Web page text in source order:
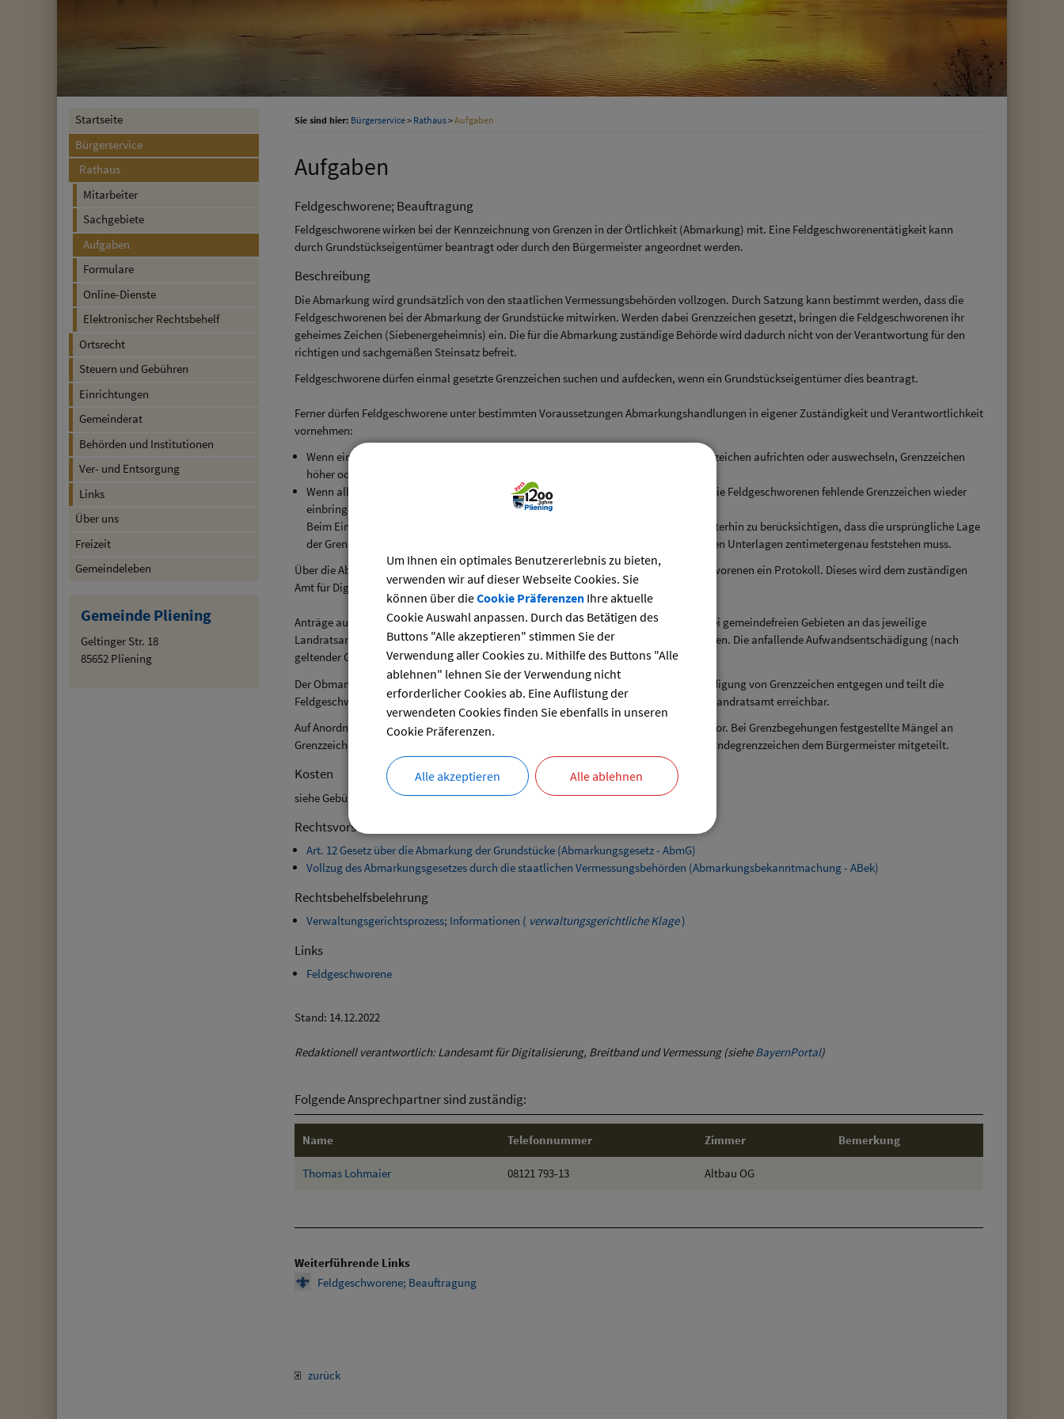
Startseite
Bürgerservice
Rathaus
Mitarbeiter
Sachgebiete
Aufgaben
Formulare
Online-Dienste
Elektronischer Rechtsbehelf
Ortsrecht
Steuern und Gebühren
Einrichtungen
Gemeinderat
Behörden und Institutionen
Ver- und Entsorgung
Links
Über uns
Freizeit
Gemeindeleben
Gemeinde Pliening
Geltinger Str. 18
85652 Pliening
Sie sind hier: Bürgerservice> Rathaus>Aufgaben
Aufgaben
Feldgeschworene; Beauftragung
Feldgeschworene wirken bei der Kennzeichnung von Grenzen in der Örtlichkeit (Abmarkung) mit. Eine Feldgeschworenentätigkeit kann
durch Grundstückseigentümer beantragt oder durch den Bürgermeister angeordnet werden.
Beschreibung
Die Abmarkung wird grundsätzlich von den staatlichen Vermessungsbehörden vollzogen. Durch Satzung kann bestimmt werden, dass die
Feldgeschworenen bei der Abmarkung der Grundstücke mitwirken. Werden dabei Grenzzeichen gesetzt, bringen die Feldgeschworenen ihr
geheimes Zeichen (Siebenergeheimnis) ein. Die für die Abmarkung zuständige Behörde wird dadurch nicht von der Verantwortung für den
richtigen und sachgemäßen Steinsatz befreit.
Feldgeschworene dürfen einmal gesetzte Grenzzeichen suchen und aufdecken, wenn ein Grundstückseigentümer dies beantragt.
Ferner dürfen Feldgeschworene unter bestimmten Voraussetzungen Abmarkungshandlungen in eigener Zuständigkeit und Verantwortlichkeit
vornehmen:
Wenn ein Grundstückseigentümer es beantragt, dürfen die Feldgeschworenen Grenzzeichen aufrichten oder auswechseln, Grenzzeichen
höher oder tiefer setzen sowie gefährdete Grenzzeichen sichern.
Wenn alle betroffenen Grundstückseigentümer es übereinstimmend wollen, dürfen die Feldgeschworenen fehlende Grenzzeichen wieder
einbringen.
Beim Einbringen und Aufrichten von Grenzzeichen haben die Feldgeschworenen weiterhin zu berücksichtigen, dass die ursprüngliche Lage
der Grenzpunkte auf Grund der geheimen Zeichen (Siebenergeheimnis) oder sonstigen Unterlagen zentimetergenau feststehen muss.
Über die Abmarkung, die selbst einen Verwaltungsakt darstellt, fertigen die Feldgeschworenen ein Protokoll. Dieses wird dem zuständigen
Amt für Digitalisierung, Breitband und Vermessung zur Aufbewahrung zugesandt.
Anträge auf Abmarkung durch Feldgeschworene können an die jeweilige Gemeinde (bei gemeindefreien Gebieten an das jeweilige
Landratsamt) oder an den zuständigen Obmann der Feldgeschworenen gerichtet werden. Die anfallende Aufwandsentschädigung (nach
geltender Gebührenordnung) wird in Rechnung gestellt.
Der Obmann der Feldgeschworenen nimmt Anzeigen über den Verlust oder die Beschädigung von Grenzzeichen entgegen und teilt die
Feldgeschworenen zur Dienstleistung ein. Er ist über die jeweilige Gemeinde oder das Landratsamt erreichbar.
Auf Anordnung des Bürgermeisters nehmen die Feldgeschworenen Grenzbegehungen vor. Bei Grenzbegehungen festgestellte Mängel an
Grenzzeichen der Grundstücke werden den Grundstückseigentümern, Mängel an Gemeindegrenzzeichen dem Bürgermeister mitgeteilt.
Kosten
siehe Gebührenordnung der Gemeinde oder des Landkreises
Rechtsvorschriften
Art. 12 Gesetz über die Abmarkung der Grundstücke (Abmarkungsgesetz - AbmG)
Vollzug des Abmarkungsgesetzes durch die staatlichen Vermessungsbehörden (Abmarkungsbekanntmachung - ABek)
Rechtsbehelfsbelehrung
Verwaltungsgerichtsprozess; Informationen ( verwaltungsgerichtliche Klage)
Links
Feldgeschworene
Stand: 14.12.2022
Redaktionell verantwortlich: Landesamt für Digitalisierung, Breitband und Vermessung (sieheBayernPortal)
Folgende Ansprechpartner sind zuständig:
Name Telefonnummer Zimmer Bemerkung
Thomas Lohmaier 08121 793-13 Altbau OG
Weiterführende Links
Feldgeschworene; Beauftragung
zurück
Um Ihnen ein optimales Benutzererlebnis zu bieten,
verwenden wir auf dieser Webseite Cookies. Sie
können über dieCookie PräferenzenIhre aktuelle
Cookie Auswahl anpassen. Durch das Betätigen des
Buttons "Alle akzeptieren" stimmen Sie der
Verwendung aller Cookies zu. Mithilfe des Buttons "Alle
ablehnen" lehnen Sie der Verwendung nicht
erforderlicher Cookies ab. Eine Auflistung der
verwendeten Cookies finden Sie ebenfalls in unseren
Cookie Präferenzen.
Alle akzeptieren Alle ablehnen